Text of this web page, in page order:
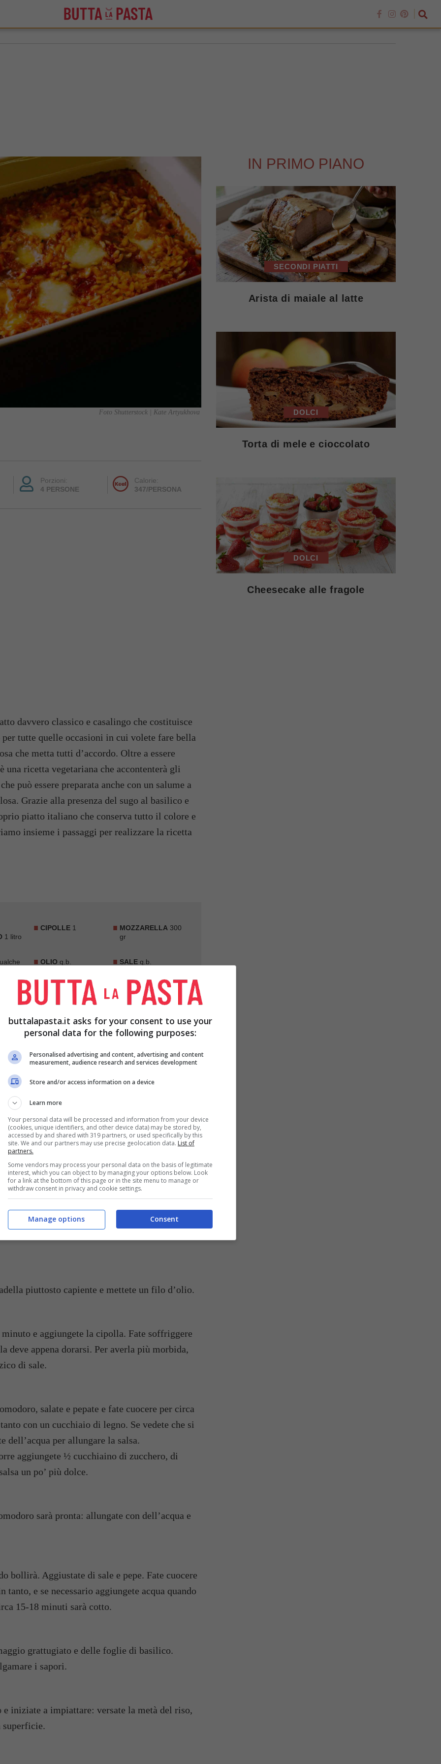
Foto Shutterstock | Kate Artyukhova
Porzioni:
4 PERSONE
Calorie:
347/PERSONA
davvero classico e casalingo che costituisce
tutte quelle occasioni in cui volete fare bella
che metta tutti d’accordo. Oltre a essere
ricetta vegetariana che accontenterà gli
può essere preparata anche con un salume a
Grazie alla presenza del sugo al basilico e
piatto italiano che conserva tutto il colore e
insieme i passaggi per realizzare la ricetta
1 litro
CIPOLLE1 MOZZARELLA 300
gr
OLIO q.b. SALEq.b.
mozzarella: su un tagliere di legno
spesse, di circa 1-2 cm, poi tenetela da parte,
perdano il siero in eccesso.
tagliere tritatela finemente. Potete scegliere di
2-3 mm oppure di fare delle fettine sottili, che
più quando andrete a mangiare il piatto.
il tagliere e anche la cipolla sotto acqua
piuttosto capiente e mettete un filo d’olio.
e aggiungete la cipolla. Fate soffriggere
deve appena dorarsi. Per averla più morbida,
di sale.
salate e pepate e fate cuocere per circa
con un cucchiaio di legno. Se vedete che si
dell’acqua per allungare la salsa.
aggiungete ½ cucchiaino di zucchero, di
un po’ più dolce.
sarà pronta: allungate con dell’acqua e
bollirà. Aggiustate di sale e pepe. Fate cuocere
e se necessario aggiungete acqua quando
15-18 minuti sarà cotto.
grattugiato e delle foglie di basilico.
i sapori.
e iniziate a impiattare: versate la metà del riso,
superficie.
IN PRIMO PIANO
SECONDI PIATTI
Arista di maiale al latte
DOLCI
Torta di mele e cioccolato
DOLCI
Cheesecake alle fragole
buttalapasta.it asks for your consent to use your
personal data for the following purposes:
Personalised advertising and content, advertising and content
measurement, audience research and services development
Store and/or access information on a device
Learn more
Your personal data will be processed and information from your device
(cookies, unique identifiers, and other device data) may be stored by,
accessed by and shared with 319 partners, or used specifically by this
site. We and our partners may use precise geolocation data. List of
partners.
Some vendors may process your personal data on the basis of legitimate
interest, which you can object to by managing your options below. Look
for a link at the bottom of this page or in the site menu to manage or
withdraw consent in privacy and cookie settings.
Consent
Manage options